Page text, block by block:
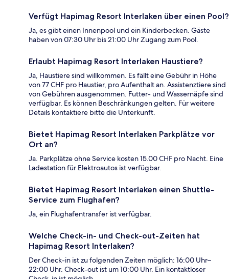
Verfügt Hapimag Resort Interlaken über einen Pool?
Ja, es gibt einen Innenpool und ein Kinderbecken. Gäste
haben von 07:30 Uhr bis 21:00 Uhr Zugang zum Pool.
Erlaubt Hapimag Resort Interlaken Haustiere?
Ja, Haustiere sind willkommen. Es fällt eine Gebühr in Höhe
von 77 CHF pro Haustier, pro Aufenthalt an. Assistenztiere sind
von Gebühren ausgenommen. Futter- und Wassernäpfe sind
verfügbar. Es können Beschränkungen gelten. Für weitere
Details kontaktiere bitte die Unterkunft.
Bietet Hapimag Resort Interlaken Parkplätze vor
Ort an?
Ja. Parkplätze ohne Service kosten 15.00 CHF pro Nacht. Eine
Ladestation für Elektroautos ist verfügbar.
Bietet Hapimag Resort Interlaken einen Shuttle-
Service zum Flughafen?
Ja, ein Flughafentransfer ist verfügbar.
Welche Check-in- und Check-out-Zeiten hat
Hapimag Resort Interlaken?
Der Check-in ist zu folgenden Zeiten möglich: 16:00 Uhr–
22:00 Uhr. Check-out ist um 10:00 Uhr. Ein kontaktloser